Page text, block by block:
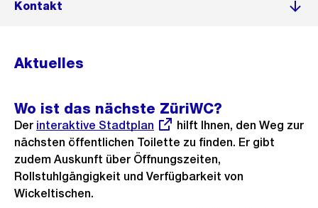
Kontakt
Aktuelles
Wo ist das nächste ZüriWC?
Der Externer
Link:
interaktive Stadtplan
hilft Ihnen, den Weg zur
nächsten öffentlichen Toilette zu finden. Er gibt
zudem Auskunft über Öffnungszeiten,
Rollstuhlgängigkeit und Verfügbarkeit von
Wickeltischen.